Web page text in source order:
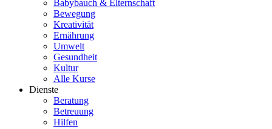
Babybauch & Elternschaft
Bewegung
Kreativität
Ernährung
Umwelt
Gesundheit
Kultur
Alle Kurse
Dienste
Beratung
Betreuung
Hilfen